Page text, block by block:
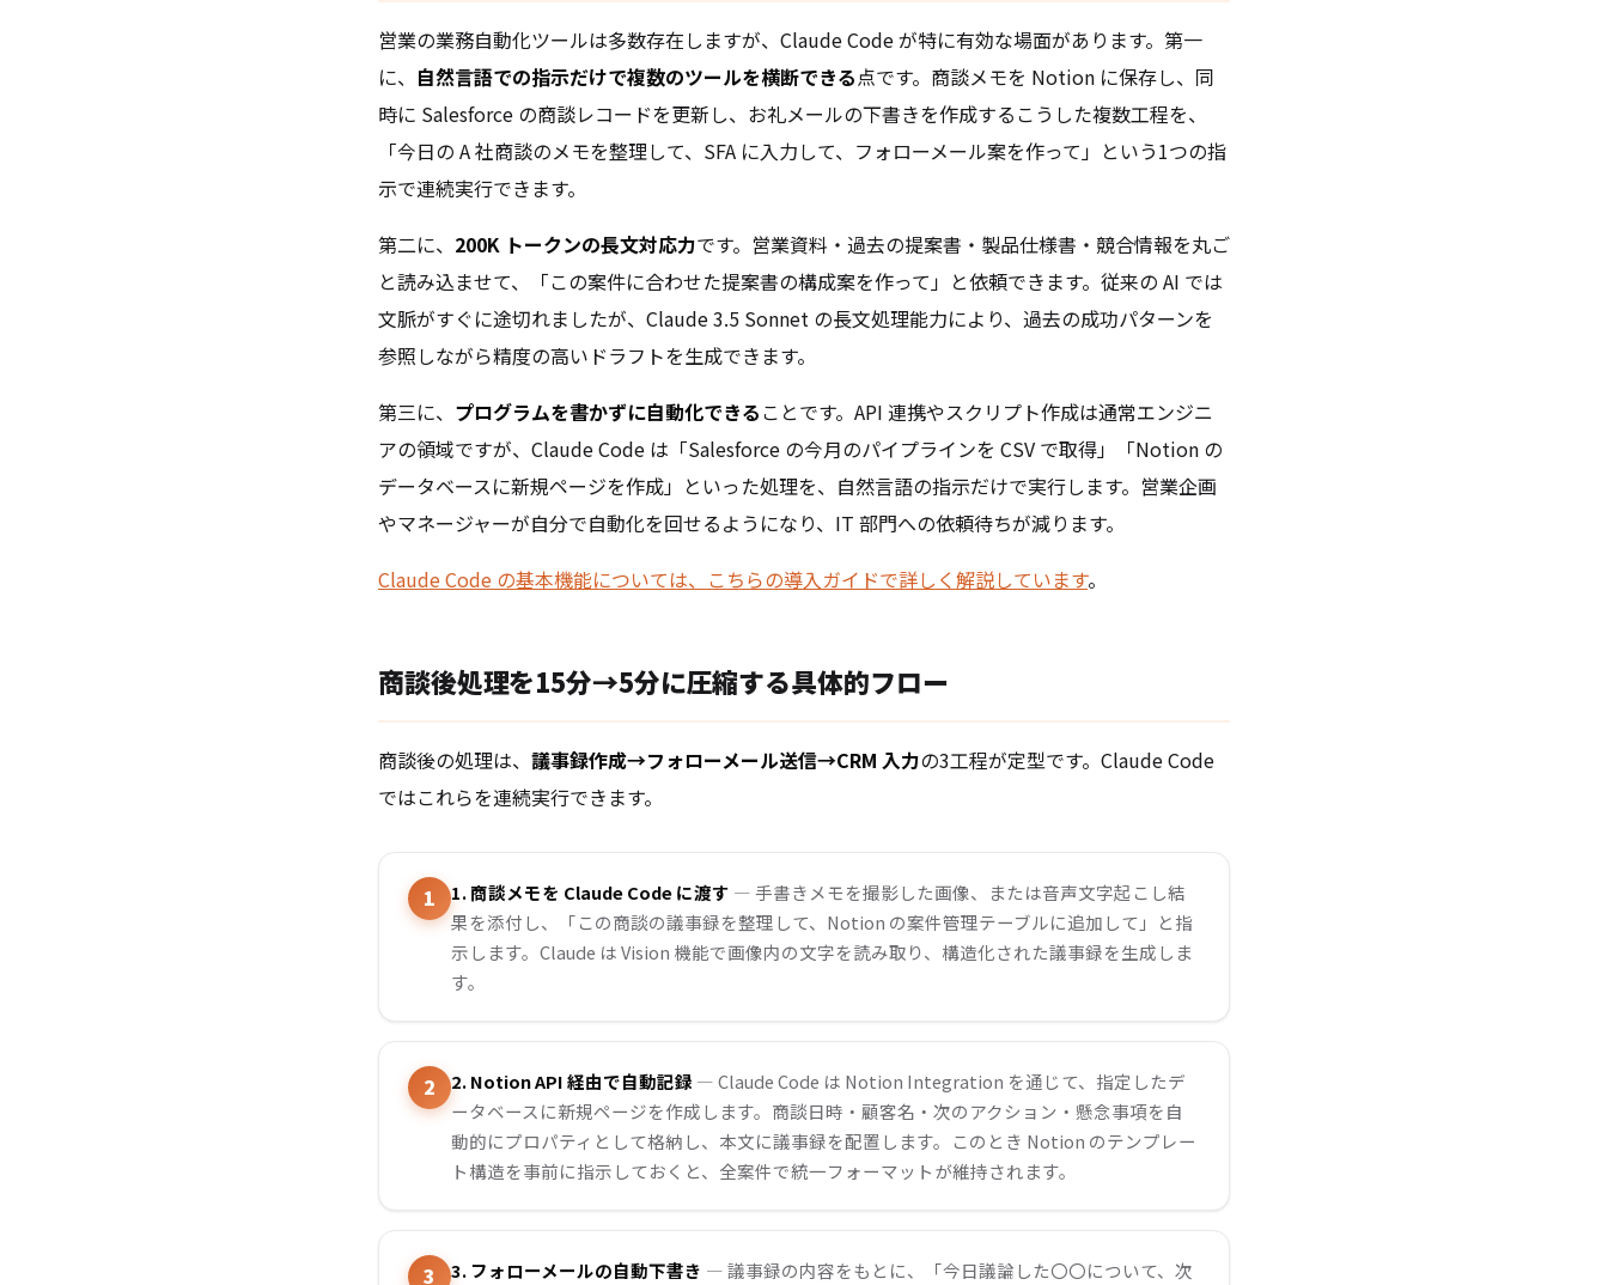
営業の業務自動化ツールは多数存在しますが、Claude Code が特に有効な場面があります。第一
に、 自然言語での指示だけで複数のツールを横断できる点です。商談メモを Notion に保存し、同
時に Salesforce の商談レコードを更新し、お礼メールの下書きを作成する――こうした複数工程を、
「今日の A 社商談のメモを整理して、SFA に入力して、フォローメール案を作って」という1つの指
示で連続実行できます。
第二に、 200K トークンの長文対応力です。営業資料・過去の提案書・製品仕様書・競合情報を丸ご
と読み込ませて、「この案件に合わせた提案書の構成案を作って」と依頼できます。従来の AI では
文脈がすぐに途切れましたが、Claude 3.5 Sonnet の長文処理能力により、過去の成功パターンを
参照しながら精度の高いドラフトを生成できます。
第三に、 プログラムを書かずに自動化できることです。API 連携やスクリプト作成は通常エンジニ
アの領域ですが、Claude Code は「Salesforce の今月のパイプラインを CSV で取得」「Notion の
データベースに新規ページを作成」といった処理を、自然言語の指示だけで実行します。営業企画
やマネージャーが自分で自動化を回せるようになり、IT 部門への依頼待ちが減ります。
Claude Code の基本機能については、こちらの導入ガイドで詳しく解説しています。
商談後処理を15分→5分に圧縮する具体的フロー
商談後の処理は、 議事録作成→フォローメール送信→CRM 入力の3工程が定型です。Claude Code
ではこれらを連続実行できます。
1. 商談メモを Claude Code に渡す — 手書きメモを撮影した画像、または音声文字起こし結
果を添付し、「この商談の議事録を整理して、Notion の案件管理テーブルに追加して」と指
示します。Claude は Vision 機能で画像内の文字を読み取り、構造化された議事録を生成しま
す。
2. Notion API 経由で自動記録 — Claude Code は Notion Integration を通じて、指定したデ
ータベースに新規ページを作成します。商談日時・顧客名・次のアクション・懸念事項を自
動的にプロパティとして格納し、本文に議事録を配置します。このとき Notion のテンプレー
ト構造を事前に指示しておくと、全案件で統一フォーマットが維持されます。
3. フォローメールの自動下書き — 議事録の内容をもとに、「今日議論した〇〇について、次